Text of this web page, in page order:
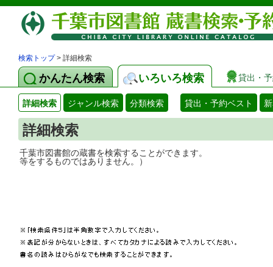
検索トップ> 詳細検索
かんたん検索 いろいろ検索 貸出・
詳細検索 ジャンル検索 分類検索 貸出・予約ベスト
詳細検索
千葉市図書館の蔵書を検索することがで
等をするものではありません。）